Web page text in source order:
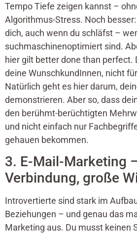
Tempo Tiefe zeigen kannst –
Algorithmus-Stress. Noch
dich, auch wenn du schläfst –
suchmaschinenoptimiert sind.
hier gilt better done than perfect.
deine WunschkundInnen, nicht
Natürlich geht es hier darum,
demonstrieren. Aber so, dass
den berühmt-berüchtigten
und nicht einfach nur
gehauen bekommen.
3. E-Mail-Marketing
Verbindung, große
Introvertierte sind stark im
Beziehungen – und genau das
Marketing aus. Du musst keinen